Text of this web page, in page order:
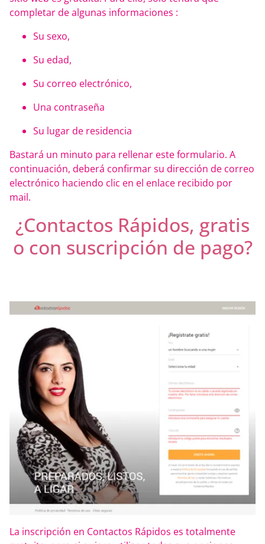
completar de algunas informaciones :
Su sexo,
Su edad,
Su correo electrónico,
Una contraseña
Su lugar de residencia
Bastará un minuto para rellenar este formulario. A
continuación, deberá confirmar su dirección de correo
electrónico haciendo clic en el enlace recibido por
mail.
¿Contactos Rápidos, gratis
o con suscripción de pago?
La inscripción en Contactos Rápidos es totalmente